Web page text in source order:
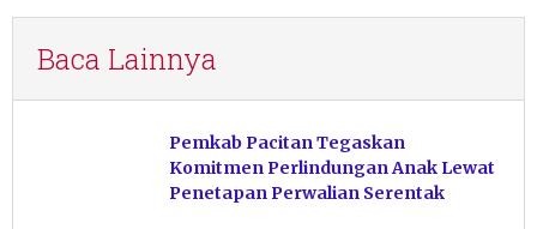
Baca Lainnya
Pemkab Pacitan Tegaskan
Komitmen Perlindungan Anak Lewat
Penetapan Perwalian Serentak